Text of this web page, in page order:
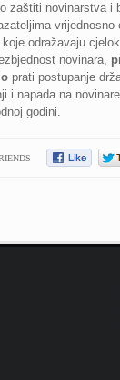
zaštiti novinarstva
odražavaju
novinara,
prati postupanje
i napada na
godini.